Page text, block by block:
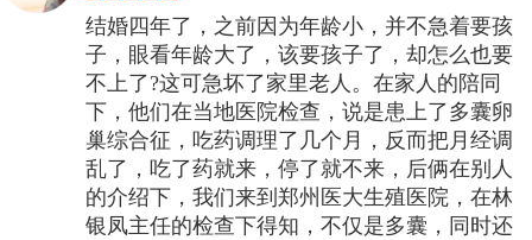
结婚四年了，之前因为年龄小，并不急着要孩
子，眼看年龄大了，该要孩子了，却怎么也要
不上了?这可急坏了家里老人。在家人的陪同
下，他们在当地医院检查，说是患上了多囊卵
巢综合征，吃药调理了几个月，反而把月经调
乱了，吃了药就来，停了就不来，后俩在别人
的介绍下，我们来到郑州医大生殖医院，在林
银凤主任的检查下得知，不仅是多囊，同时还